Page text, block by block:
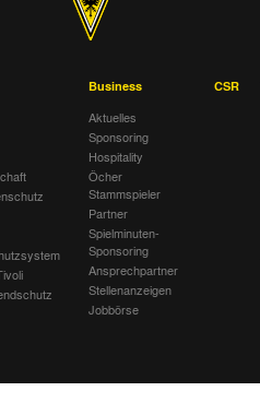
Business
Aktuelles
Sponsoring
Hospitality
Öcher
Stammspieler
Partner
Spielminuten-
Sponsoring
Ansprechpartner
Stellenanzeigen
Jobbörse
CSR